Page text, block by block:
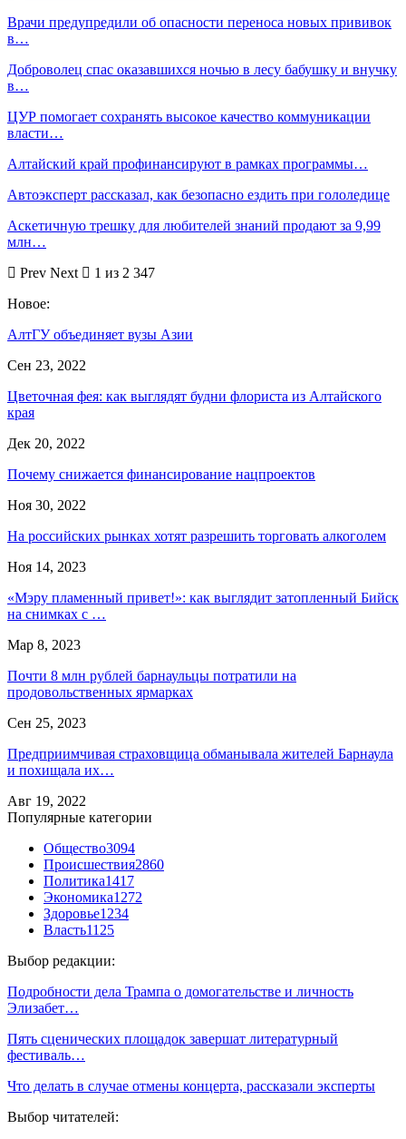
Врачи предупредили об опасности переноса новых прививок
в…
Доброволец спас оказавшихся ночью в лесу бабушку и внучку
в…
ЦУР помогает сохранять высокое качество коммуникации
власти…
Алтайский край профинансируют в рамках программы…
Автоэксперт рассказал, как безопасно ездить при гололедице
Аскетичную трешку для любителей знаний продают за 9,99
млн…
Prev Next
1 из 2 347
Новое:
АлтГУ объединяет вузы Азии
Сен 23, 2022
Цветочная фея: как выглядят будни флориста из Алтайского
края
Дек 20, 2022
Почему снижается финансирование нацпроектов
Ноя 30, 2022
На российских рынках хотят разрешить торговать алкоголем
Ноя 14, 2023
«Мэру пламенный привет!»: как выглядит затопленный Бийск
на снимках с …
Мар 8, 2023
Почти 8 млн рублей барнаульцы потратили на
продовольственных ярмарках
Сен 25, 2023
Предприимчивая страховщица обманывала жителей Барнаула
и похищала их…
Авг 19, 2022
Популярные категории
Общество3094
Происшествия2860
Политика1417
Экономика1272
Здоровье1234
Власть1125
Выбор редакции:
Подробности дела Трампа о домогательстве и личность
Элизабет…
Пять сценических площадок завершат литературный
фестиваль…
Что делать в случае отмены концерта, рассказали эксперты
Выбор читателей: